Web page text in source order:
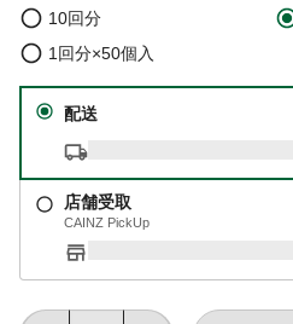
10回分
1回分×50個入
配送
店舗受取
CAINZ PickUp